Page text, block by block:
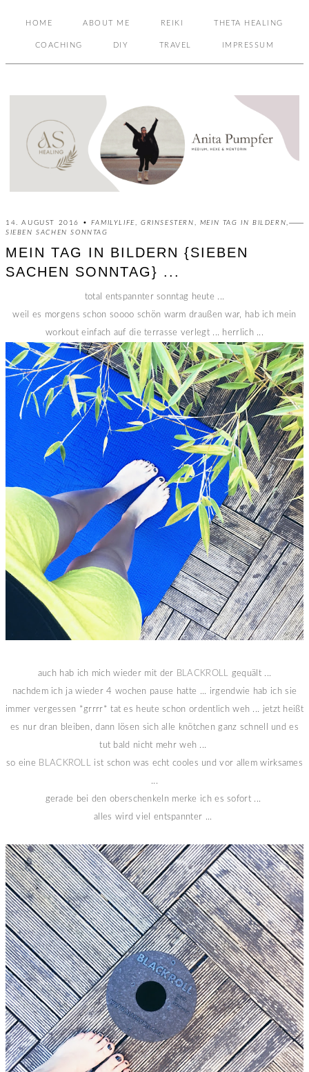
HOME ABOUT ME REIKI THETA HEALING
COACHING DIY TRAVEL IMPRESSUM
14. AUGUST 2016 • FAMILYLIFE ,GRINSESTERN MEIN TAG IN BILDERN
SIEBEN SACHEN SONNTAG
MEIN TAG IN BILDERN {SIEBEN
SACHEN SONNTAG} ...
total entspannter sonntag heute ...
weil es morgens schon soooo schön warm draußen war, hab ich mein
workout einfach auf die terrasse verlegt ... herrlich ...
auch hab ich mich wieder mit der BLACKROLL gequält ...
nachdem ich ja wieder 4 wochen pause hatte ... irgendwie hab ich sie
immer vergessen *grrrr* tat es heute schon ordentlich weh ... jetzt heißt
es nur dran bleiben, dann lösen sich alle knötchen ganz schnell und es
tut bald nicht mehr weh ...
so eine BLACKROLL ist schon was echt cooles und vor allem wirksames
...
gerade bei den oberschenkeln merke ich es sofort ...
alles wird viel entspannter ...